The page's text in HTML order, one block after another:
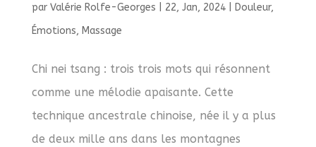
par Valérie Rolfe-Georges 22, Jan, 2024| Douleur,
Émotions, Massage
Chi nei tsang : trois trois mots qui résonnent
comme une mélodie apaisante. Cette
technique ancestrale chinoise, née il y a plus
de deux mille ans dans les montagnes